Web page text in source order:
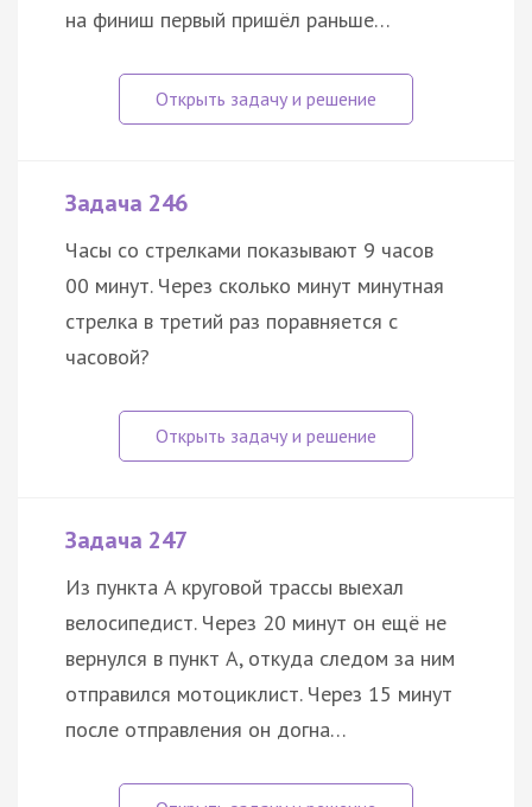
на финиш первый пришёл раньше…
Задача 246
Часы со стрелками показывают 9 часов
00 минут. Через сколько минут минутная
стрелка в третий раз поравняется с
часовой?
Задача 247
Из пункта A круговой трассы выехал
велосипедист. Через 20 минут он ещё не
вернулся в пункт А, откуда следом за ним
отправился мотоциклист. Через 15 минут
после отправления он догна…